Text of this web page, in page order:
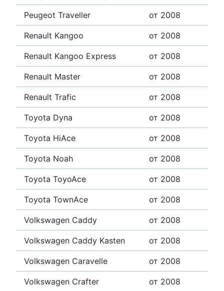
Peugeot Traveller от 2008
Renault Kangoo от 2008
Renault Kangoo Express от 2008
Renault Master от 2008
Renault Trafic от 2008
Toyota Dyna от 2008
Toyota HiAce от 2008
Toyota Noah от 2008
Toyota ToyoAce от 2008
Toyota TownAce от 2008
Volkswagen Caddy от 2008
Volkswagen Caddy Kasten от 2008
Volkswagen Caravelle от 2008
Volkswagen Crafter от 2008